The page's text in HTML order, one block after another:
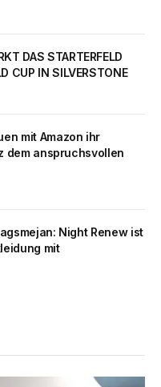
DAS STARTERFELD
CUP IN SILVERSTONE
mit Amazon ihr
dem anspruchsvollen
Night Renew ist
mit